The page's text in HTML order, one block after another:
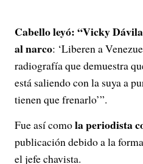
Cabello leyó: “Vicky
al narco: ‘Liberen a
radiografía que demuestra
está saliendo con la suya a
tienen que frenarlo’”.
Fue así comola periodista
publicación debido a la
el jefe chavista.